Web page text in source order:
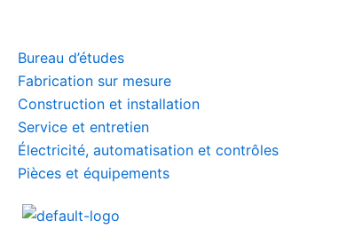
Bureau d’études
Fabrication sur mesure
Construction et installation
Service et entretien
Électricité, automatisation et contrôles
Pièces et équipements